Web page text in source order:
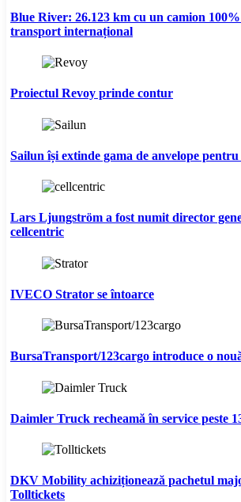
Blue River: 26.123 km cu un camion
transport internațional
Proiectul Revoy prinde contur
Sailun își extinde gama de anvelope pentru
Lars Ljungström a fost numit director
cellcentric
IVECO Strator se întoarce
BursaTransport/123cargo introduce o
Daimler Truck recheamă în service peste
DKV Mobility achiziționează pachetul
Tolltickets